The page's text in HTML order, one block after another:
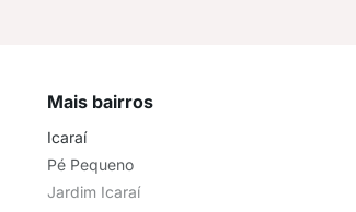
Mais bairros
Icaraí
Pé Pequeno
Jardim Icaraí